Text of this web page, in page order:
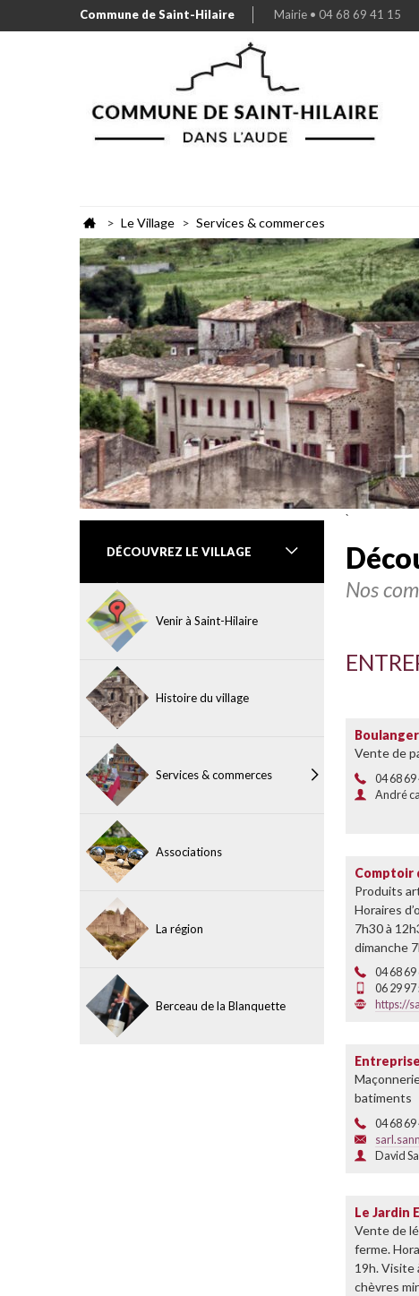
Commune de Saint-Hilaire Mairie • 04 68 69 41 15
> Le Village > Services & commerces
`
DÉCOUVREZ LE VILLAGE
Venir à Saint-Hilaire
Histoire du village
Services & commerces
Associations
La région
Berceau de la Blanquette
Nos
Vente de
04 68 69
André
Comptoir
Produits
Horaires
7h30 à
dimanche
04 68 69
06 29 97
https://
batiments
04 68 69
David
Le Jardin
Vente de
ferme.
19h. Visite
chèvres